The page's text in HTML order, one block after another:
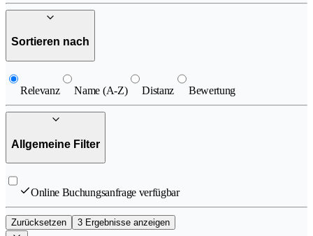
Sortieren nach
Relevanz Name (A-Z) Distanz Bewertung
Allgemeine Filter
Online Buchungsanfrage verfügbar
Zurücksetzen 3 Ergebnisse anzeigen